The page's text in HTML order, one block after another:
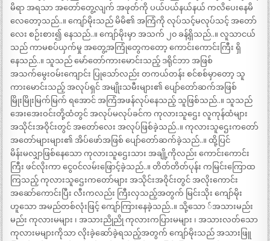
မိရာ အရသာ အတော်တွေ့လျက် အဖုတ်ကို ပယ်ပယ်နယ်နယ် ကလိပေးနေမိ
လေတော့သည်..။ ကျော်မိုးသည် မိမိ၏ အကြံကို လုပ်သင့်မလုပ်သင့် အတော်
လေး စဉ်းစား၍ နေသည်..။ ကျော်မိုးမှာ အသက် ၂၀ ခန့်ရှိသည်..။ လူသာငယ်
သည် ကာမစပ်ယှက်မှု အတွေ့အကြုံတွေကတော့ ကောင်းကောင်းကြီး ရှိ
နေသည်..။ သူသည် မော်တော်ကားမောင်းသည့် ဒရိုင်ဘာ အဖြစ်
အသက်မွေးဝမ်းကျောင်း ပြုသော်လည်း တကယ်တန်း စင်စစ်မှာတော့ သူ
ကားမောင်းသည့် အလုပ်ရှင် အမျိုးသမီးများ၏ ပျော်တော်ဆက်အဖြစ်
မြိုးမြိုးမြက်မြက် ရအောင် အကြံအဖန်လုပ်နေသည့် သူဖြစ်သည်..။ သူသည်
အေးအေးဝင်းတို့ထံတွင် အလုပ်မလုပ်ခင်က ကုလားသူဌေး လူကုန်ထံများ
အသိုင်းအဝိုင်းတွင် အတော်လေး အလုပ်ဖြစ်ခဲ့သည်..။ ကုလားသူဌေးကတော်
အတော်များများ၏ အိပ်ဖော်အဖြစ် ပျော်တော်ဆက်ခဲ့သည်..။ ထို့ပြင်
မိန်းမလျှာဖြစ်နေသော ကုလားသူဌေးသား အချို့ကိုလည်း ကောင်းကောင်း
ကြီး ဖင်လိုးကာ ငွေဝင်လမ်းဖြောင့်ခဲ့သည်..။ တိတ်တိတ်ပုန်း ကမြင်းကြောထ
ကြသည့် ကုလားသူဌေးကတော်များ အသိုင်းအဝိုင်းတွင် အလိုးကောင်း
အဆော်ကောင်းပြီး လီးကလည်း ကြီးလှသည့်အတွက် မြင်းသိုး ကျော်မိုး
ဟူသော အမည်တစ်လုံးဖြင့် ကျော်ကြားနေခဲ့သည်..။ သို့သော ်အသားမည်း
မည်း ကုလားမများ ၊ အသားညိုညို ကုလားကပြားမများ ၊ အသားလတ်သော
ကုလားမများကိုသာ လိုးခဲ့ဆော်ခဲ့ရသည့်အတွက် ကျော်မိုးသည် အသားဖြူ